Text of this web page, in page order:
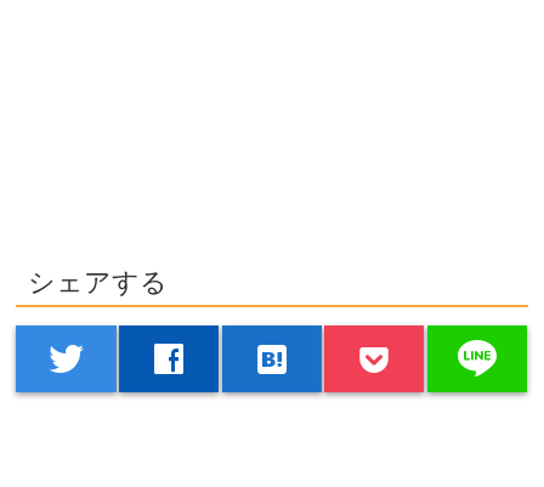
シェアする
twitter facebook hatenabookmark line